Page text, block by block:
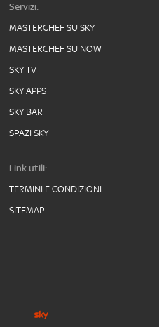
Servizi:
MASTERCHEF SU SKY
MASTERCHEF SU NOW
SKY TV
SKY APPS
SKY BAR
SPAZI SKY
Link utili:
TERMINI E CONDIZIONI
SITEMAP